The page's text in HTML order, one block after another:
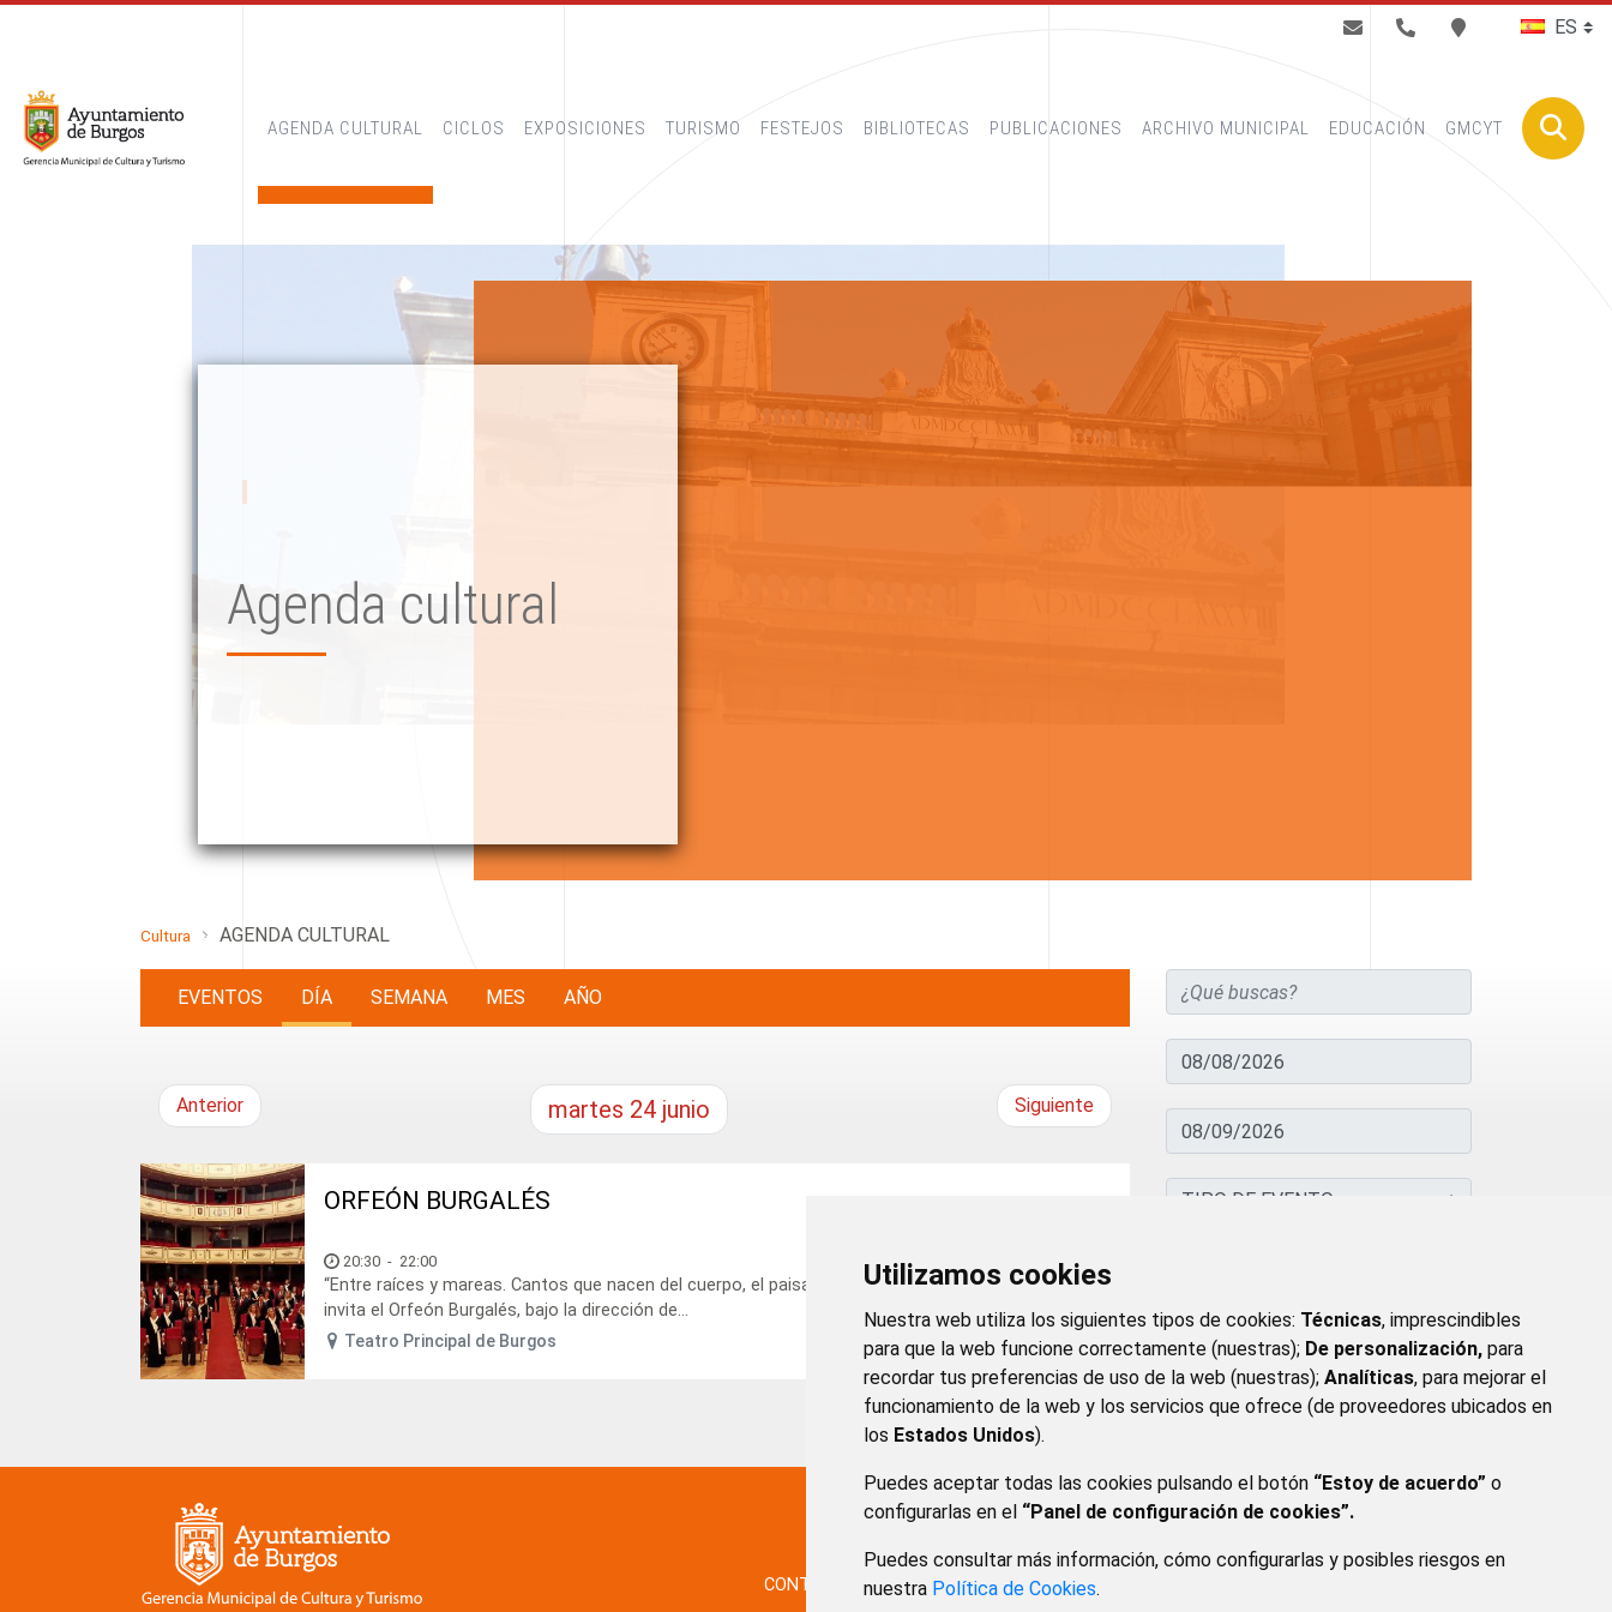
Utilizamos cookies
Nuestra web utiliza los siguientes tipos de cookies: Técnicas, imprescindibles
para que la web funcione correctamente (nuestras); De personalización, para
recordar tus preferencias de uso de la web (nuestras); Analíticas, para mejorar el
funcionamiento de la web y los servicios que ofrece (de proveedores ubicados en
los Estados Unidos).
Puedes aceptar todas las cookies pulsando el botón “Estoy de acuerdo” o
configurarlas en el “Panel de configuración de cookies”.
Puedes consultar más información, cómo configurarlas y posibles riesgos en
nuestra Política de Cookies.
AGENDA CULTURAL CICLOS EXPOSICIONES TURISMO FESTEJOS BIBLIOTECAS PUBLICACIONES ARCHIVO MUNICIPAL EDUCACIÓN GMCYT
Agenda cultural
Cultura AGENDA CULTURAL
EVENTOS DÍA SEMANA MES AÑO
Anterior martes 24 junio Siguiente
ORFEÓN BURGALÉS
20:30 -22:00
“Entre raíces y mareas. Cantos que nacen del cuerpo, el paisaje y la voz” es un viaje coral al que
invita el Orfeón Burgalés, bajo la dirección de...
Teatro Principal de Burgos
CONTACTO MAPA WEB AVISO LEGAL